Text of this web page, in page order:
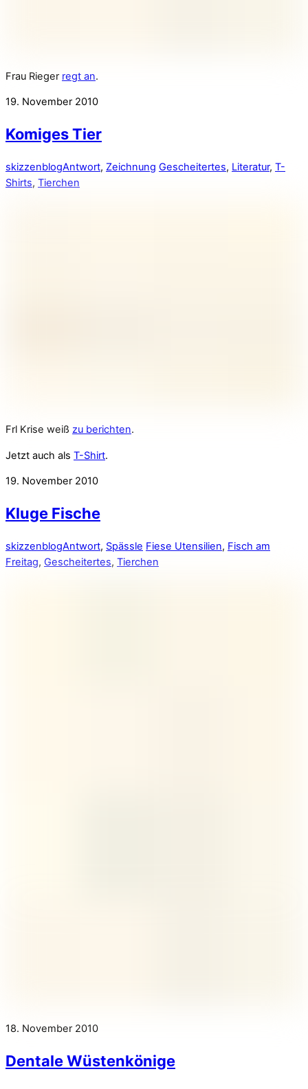
Frau Rieger regt an.
19. November 2010
Komiges Tier
skizzenblogAntwort, Zeichnung Gescheitertes, Literatur, T-
Shirts, Tierchen
Frl Krise weiß zu berichten.
Jetzt auch als T-Shirt.
19. November 2010
Kluge Fische
skizzenblogAntwort, Spässle Fiese Utensilien, Fisch am
Freitag, Gescheitertes, Tierchen
18. November 2010
Dentale Wüstenkönige